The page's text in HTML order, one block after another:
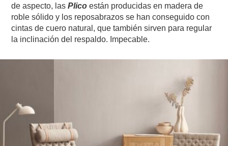
de aspecto, lasPlico están producidas en madera de
roble sólido y los reposabrazos se han conseguido con
cintas de cuero natural, que también sirven para regular
la inclinación del respaldo. Impecable.